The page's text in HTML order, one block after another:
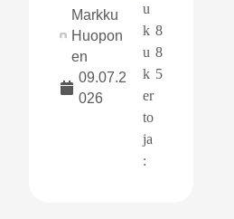
Markku
Huopon
en
09.07.2
026
u
k
u
k
er
to
ja
:
8
8
5